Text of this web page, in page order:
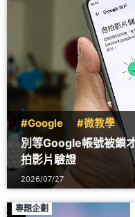
#Google #微教學
別等Google帳號被鎖
拍影片驗證
2026/07/27
專題企劃